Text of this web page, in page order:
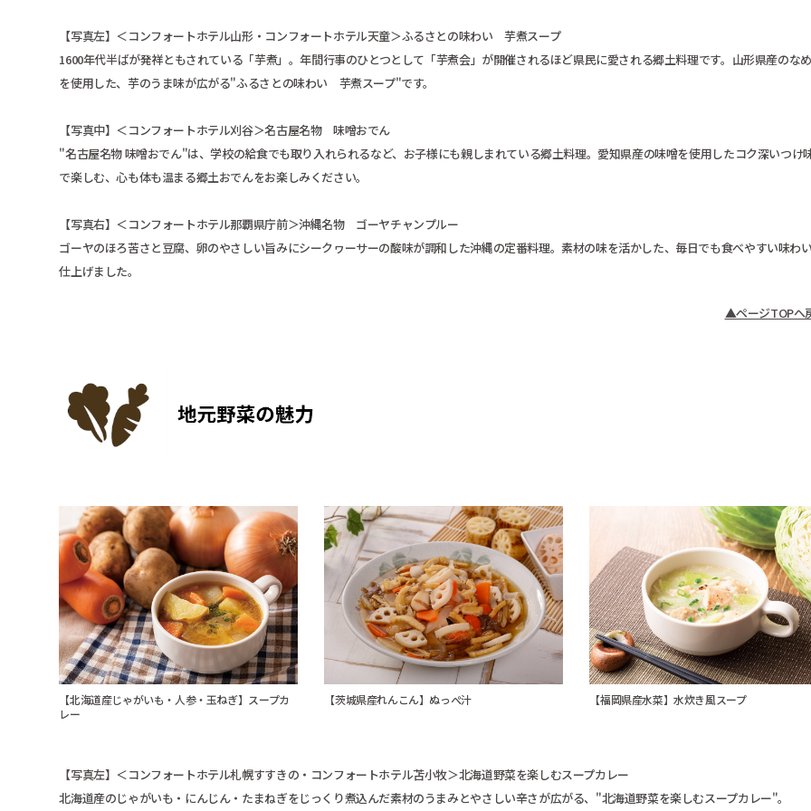
【写真左】＜コンフォートホテル山形・コンフォートホテル天童＞ふるさとの味わい 芋煮スープ
1600年代半ばが発祥ともされている「芋煮」。年間行事のひとつとして「芋煮会」が開催されるほど県民に愛される郷土料理です。山形県産のな
を使用した、芋のうま味が広がる"ふるさとの味わい 芋煮スープ"です。
【写真中】＜コンフォートホテル刈谷＞名古屋名物 味噌おでん
"名古屋名物 味噌おでん"は、学校の給食でも取り入れられるなど、お子様にも親しまれている郷土料理。愛知県産の味噌を使用したコク深いつけ
で楽しむ、心も体も温まる郷土おでんをお楽しみください。
【写真右】＜コンフォートホテル那覇県庁前＞沖縄名物 ゴーヤチャンプルー
ゴーヤのほろ苦さと豆腐、卵のやさしい旨みにシークヮーサーの酸味が調和した沖縄の定番料理。素材の味を活かした、毎日でも食べやすい味わ
仕上げました。
▲ページTOPへ
【北海道産じゃがいも・人参・玉ねぎ】スープカ
レー
【茨城県産れんこん】ぬっぺ汁 【福岡県産水菜】水炊き風スープ
【写真左】＜コンフォートホテル札幌すすきの・コンフォートホテル苫小牧＞北海道野菜を楽しむスープカレー
北海道産のじゃがいも・にんじん・たまねぎをじっくり煮込んだ素材のうまみとやさしい辛さが広がる、"北海道野菜を楽しむスープカレー"。